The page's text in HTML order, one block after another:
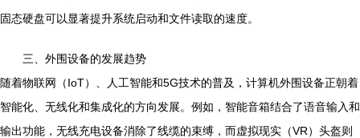
固态硬盘可以显著提升系统启动和文件读取的速度。
三、外围设备的发展趋势
随着物联网（IoT）、人工智能和5G技术的普及，计算机外围设备正朝着
智能化、无线化和集成化的方向发展。例如，智能音箱结合了语音输入和
输出功能，无线充电设备消除了线缆的束缚，而虚拟现实（VR）头盔则